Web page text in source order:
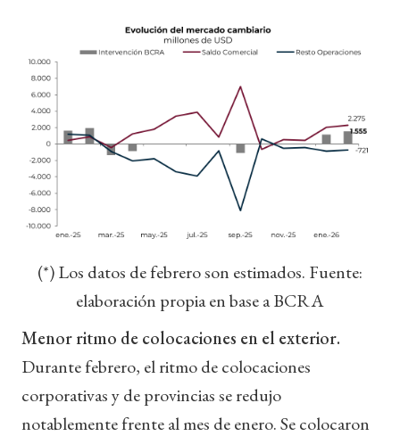
(*) Los datos de febrero son estimados. Fuente:
elaboración propia en base a BCRA
Menor ritmo de colocaciones en el exterior.
Durante febrero, el ritmo de colocaciones
corporativas y de provincias se redujo
notablemente frente al mes de enero. Se colocaron